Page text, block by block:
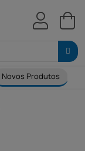
Novos Produtos